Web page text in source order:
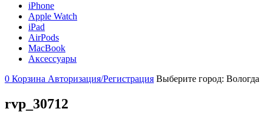
iPhone
Apple Watch
iPad
AirPods
MacBook
Аксессуары
0 Корзина Авторизация/Регистрация Выберите город: Вологда
rvp_30712